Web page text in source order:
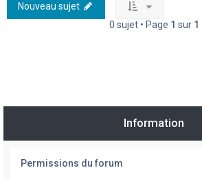
Nouveau sujet
0 sujet • Page 1 sur 1
Information
Permissions du forum